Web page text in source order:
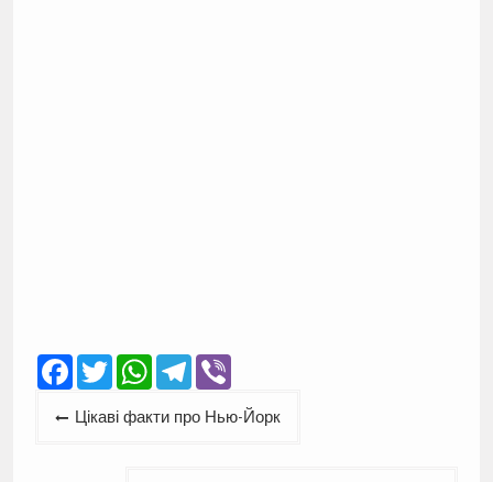
Facebook
TwitterWhatsApp
Telegram
Viber
Навігація
Цікаві факти про Нью-Йорк